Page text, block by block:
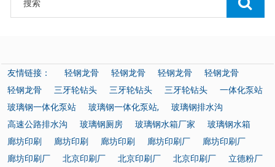
友情链接： 轻钢龙骨 轻钢龙骨 轻钢龙骨
轻钢龙骨
轻钢龙骨
三牙轮钻头 三牙轮钻头 三牙轮钻头
一体化泵站
玻璃钢一体化泵站
玻璃钢一体化泵站,
玻璃钢排水沟
高速公路排水沟
玻璃钢厕房 玻璃钢水箱厂家
玻璃钢水箱
廊坊印刷
廊坊印刷 廊坊印刷 廊坊印刷厂
廊坊印刷厂
廊坊印刷厂
北京印刷厂 北京印刷厂 北京印刷厂
立德粉厂